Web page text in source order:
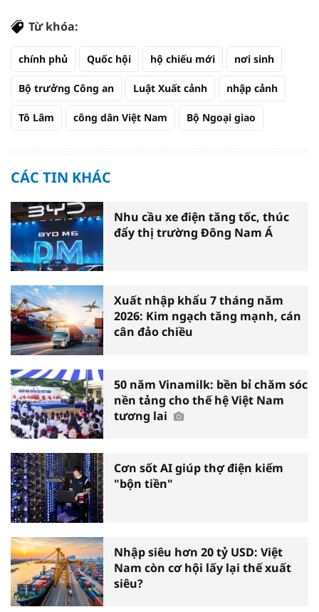
Từ khóa:
chính phủ Quốc hội hộ chiếu mới nơi sinh
Bộ trưởng Công an Luật Xuất cảnh nhập cảnh
Tô Lâm công dân Việt Nam Bộ Ngoại giao
CÁC TIN KHÁC
Nhu cầu xe điện tăng tốc, thúc
đẩy thị trường Đông Nam Á
Xuất nhập khẩu 7 tháng năm
2026: Kim ngạch tăng mạnh, cán
cân đảo chiều
50 năm Vinamilk: bền bỉ chăm sóc
nền tảng cho thế hệ Việt Nam
tương lai
Cơn sốt AI giúp thợ điện kiếm
"bộn tiền"
Nhập siêu hơn 20 tỷ USD: Việt
Nam còn cơ hội lấy lại thế xuất
siêu?